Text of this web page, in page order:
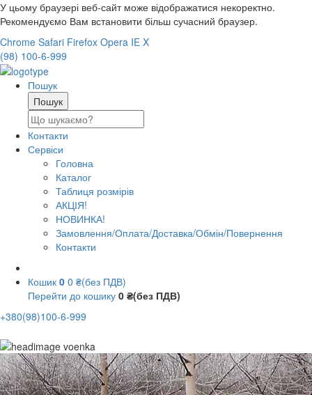
У цьому браузері веб-сайт може відображатися некоректно.
Рекомендуємо Вам встановити більш сучасний браузер.
Chrome Safari Firefox Opera IE X
(98) 100-6-999
Пошук
Контакти
Сервіси
Головна
Каталог
Таблиця розмірів
АКЦІЯ!
НОВИНКА!
Замовлення/Оплата/Доставка/Обмін/Повернення
Контакти
Кошик 0 0 ₴(без ПДВ)
Перейти до кошику 0 ₴(без ПДВ)
+380(98)100-6-999